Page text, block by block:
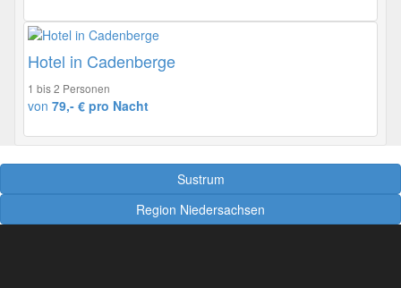
Hotel in Cadenberge
1 bis 2 Personen
von 79,- € pro Nacht
Sustrum
Region Niedersachsen